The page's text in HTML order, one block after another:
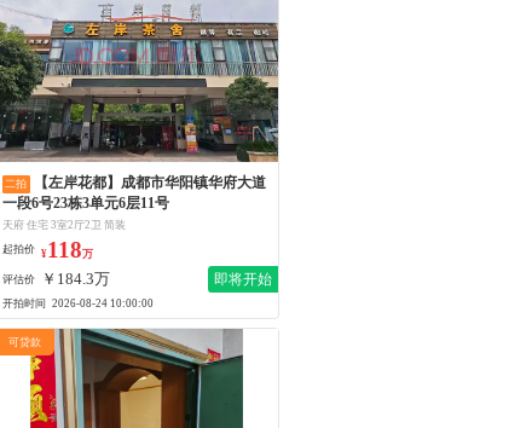
二拍
一段6号23栋3单元6层11号
天府 住宅 3室2厅2卫 简装
起拍价 ¥118万
评估价 ￥184.3万 即将开始
开拍时间 2026-08-24 10:00:00
可贷款